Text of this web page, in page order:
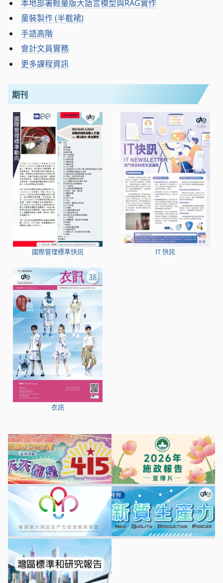
本地部署輕量版大語言模型與RAG實作
童裝製作 (半截裙)
手語高階
會計文員實務
更多課程資訊
期刊
國際管理標準快訊 IT 快訊
衣訊